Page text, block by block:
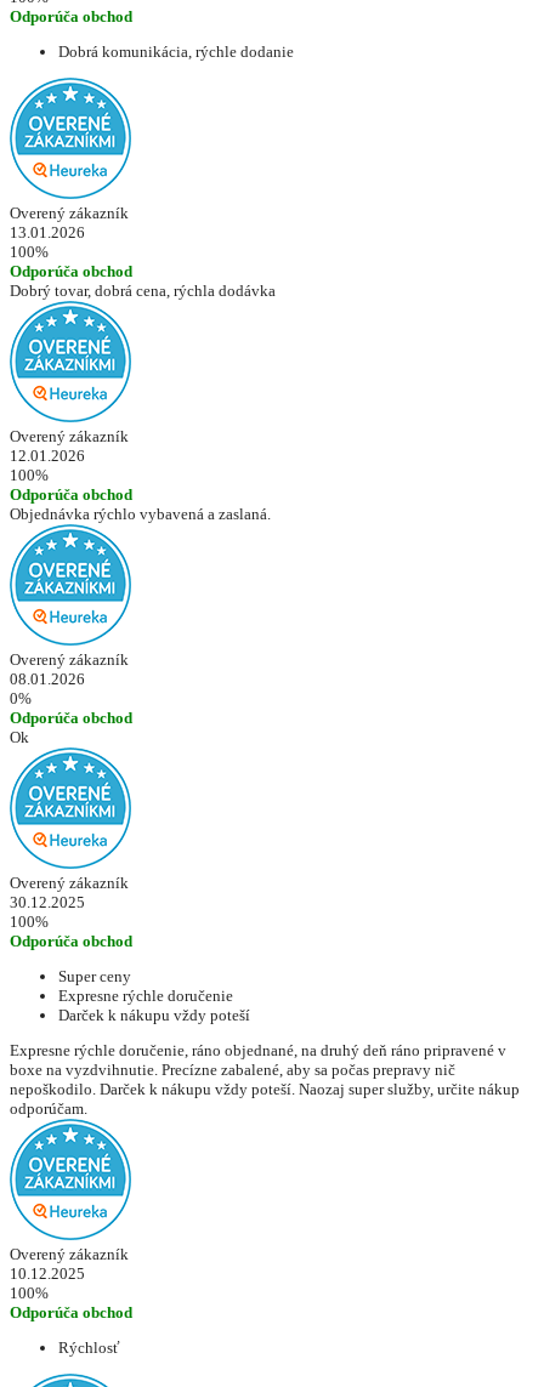
Odporúča obchod
Dobrá komunikácia, rýchle dodanie
Overený zákazník
13.01.2026
100%
Odporúča obchod
Dobrý tovar, dobrá cena, rýchla dodávka
Overený zákazník
12.01.2026
100%
Odporúča obchod
Objednávka rýchlo vybavená a zaslaná.
Overený zákazník
08.01.2026
0%
Odporúča obchod
Ok
Overený zákazník
30.12.2025
100%
Odporúča obchod
Super ceny
Expresne rýchle doručenie
Darček k nákupu vždy poteší
Expresne rýchle doručenie, ráno objednané, na druhý deň ráno pripravené v
boxe na vyzdvihnutie. Precízne zabalené, aby sa počas prepravy nič
nepoškodilo. Darček k nákupu vždy poteší. Naozaj super služby, určite nákup
odporúčam.
Overený zákazník
10.12.2025
100%
Odporúča obchod
Rýchlosť